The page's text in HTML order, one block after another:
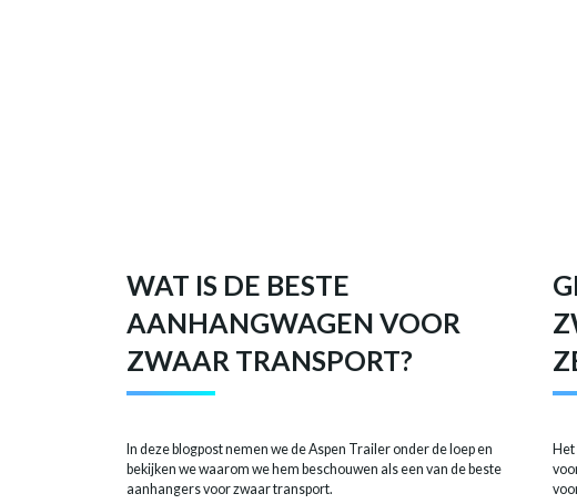
WAT IS DE BESTE
AANHANGWAGEN VOOR
ZWAAR TRANSPORT?
In deze blogpost nemen we de Aspen Trailer onder de loep en
bekijken we waarom we hem beschouwen als een van de beste
aanhangers voor zwaar transport.